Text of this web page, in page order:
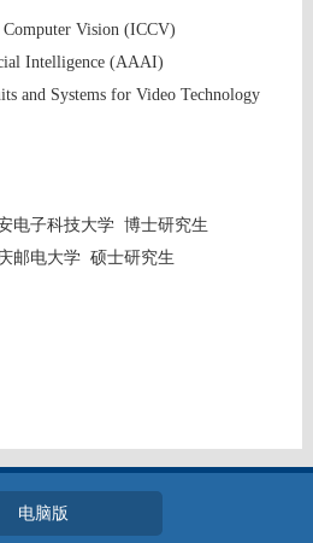
Vision (ICCV)
Intelligence (AAAI)
and Systems for Video Technology
电子科技大学 博士研究生
邮电大学 硕士研究生
电脑版